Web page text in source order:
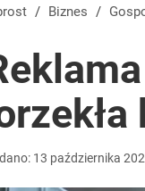
na przywrócone
w podróży.
/ Biznes /
13 października